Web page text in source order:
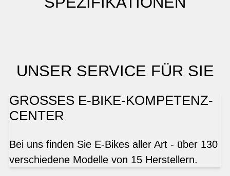
UNSER SERVICE FÜR SIE
GROSSES E-BIKE-KOMPETENZ-
CENTER
Bei uns finden Sie E-Bikes aller Art - über 130
verschiedene Modelle von 15 Herstellern.